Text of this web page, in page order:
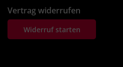
Vertrag widerrufen
Widerruf starten